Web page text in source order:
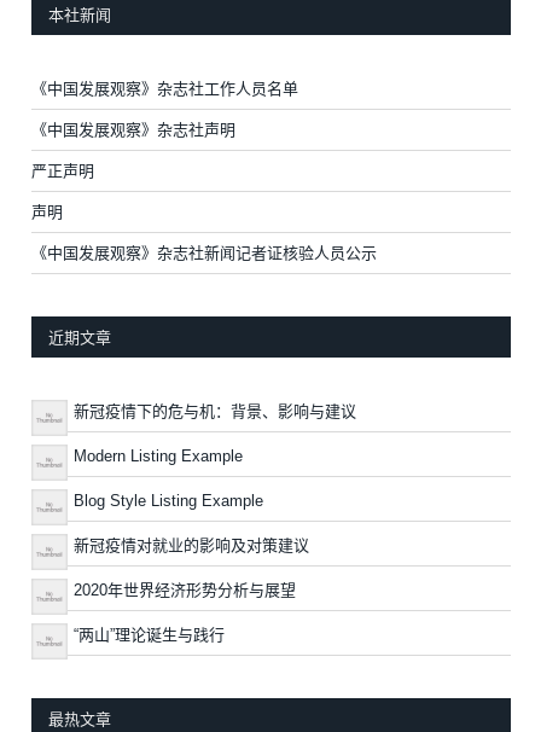
本社新闻
《中国发展观察》杂志社工作人员名单
《中国发展观察》杂志社声明
严正声明
声明
《中国发展观察》杂志社新闻记者证核验人员公示
近期文章
新冠疫情下的危与机：背景、影响与建议
Modern Listing Example
Blog Style Listing Example
新冠疫情对就业的影响及对策建议
2020年世界经济形势分析与展望
“两山”理论诞生与践行
最热文章